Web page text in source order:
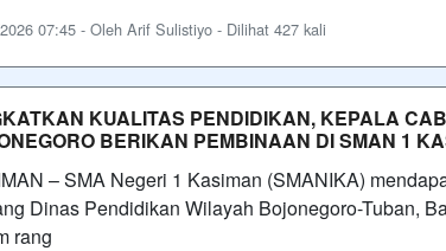
07:45 - Oleh Arif Sulistiyo - Dilihat 427 kali
KUALITAS PENDIDIKAN, KEPALA
BERIKAN PEMBINAAN DI SMAN 1
– SMA Negeri 1 Kasiman (SMANIKA)
Dinas Pendidikan Wilayah Bojonegoro-Tuban,
rang